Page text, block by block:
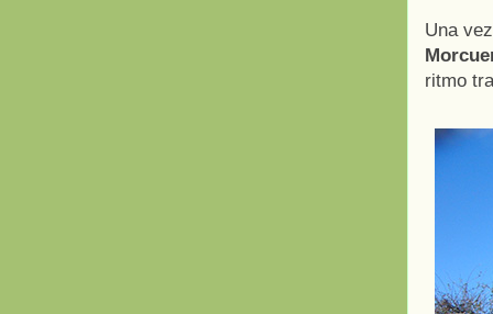
Una
ritmo